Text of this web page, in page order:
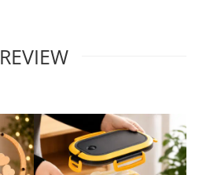
REVIEW